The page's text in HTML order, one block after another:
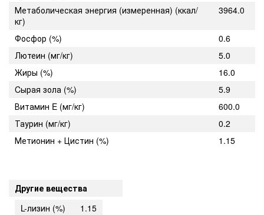
Метаболическая энергия (измеренная) (ккал/
кг)
3964.0
Фосфор (%)
0.6
Лютеин (мг/кг)
5.0
Жиры (%)
16.0
Cырая зола (%)
5.9
Витамин E (мг/кг)
600.0
Таурин (мг/кг)
0.2
Метионин + Цистин (%)
1.15
Другие вещества
L-лизин (%)
1.15